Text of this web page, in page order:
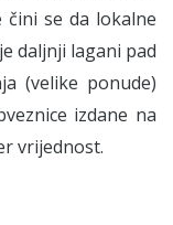
se da lokalne
daljnji lagani pad
(velike ponude)
izdane na
vrijednost.